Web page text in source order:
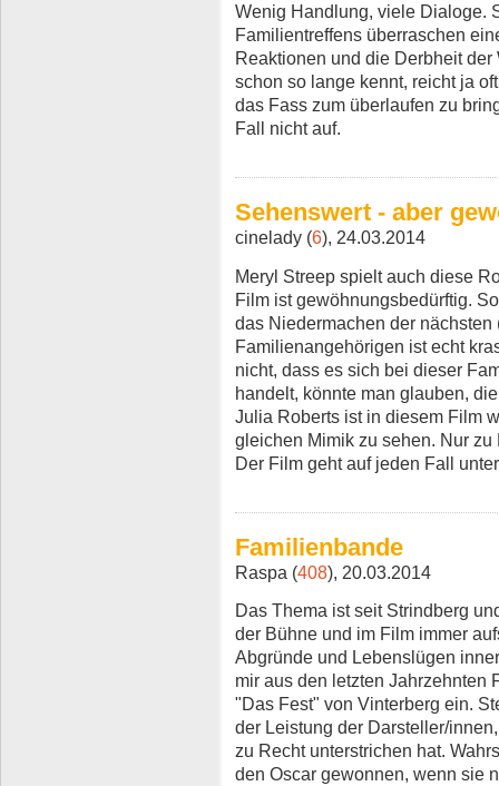
Wenig Handlung, viele Dialoge.
Familientreffens überraschen
Reaktionen und die Derbheit
schon so lange kennt, reicht ja
das Fass zum überlaufen zu
Fall nicht auf.
Sehenswert - aber
cinelady (6), 24.03.2014
Meryl Streep spielt auch diese
Film ist gewöhnungsbedürftig.
das Niedermachen der
Familienangehörigen ist echt
nicht, dass es sich bei dieser
handelt, könnte man glauben,
Julia Roberts ist in diesem Film
gleichen Mimik zu sehen. Nur
Der Film geht auf jeden Fall
Familienbande
Raspa (408), 20.03.2014
Das Thema ist seit Strindberg
der Bühne und im Film immer
Abgründe und Lebenslügen
mir aus den letzten Jahrzehnten
"Das Fest" von Vinterberg ein.
der Leistung der Darsteller/
zu Recht unterstrichen hat.
den Oscar gewonnen, wenn sie